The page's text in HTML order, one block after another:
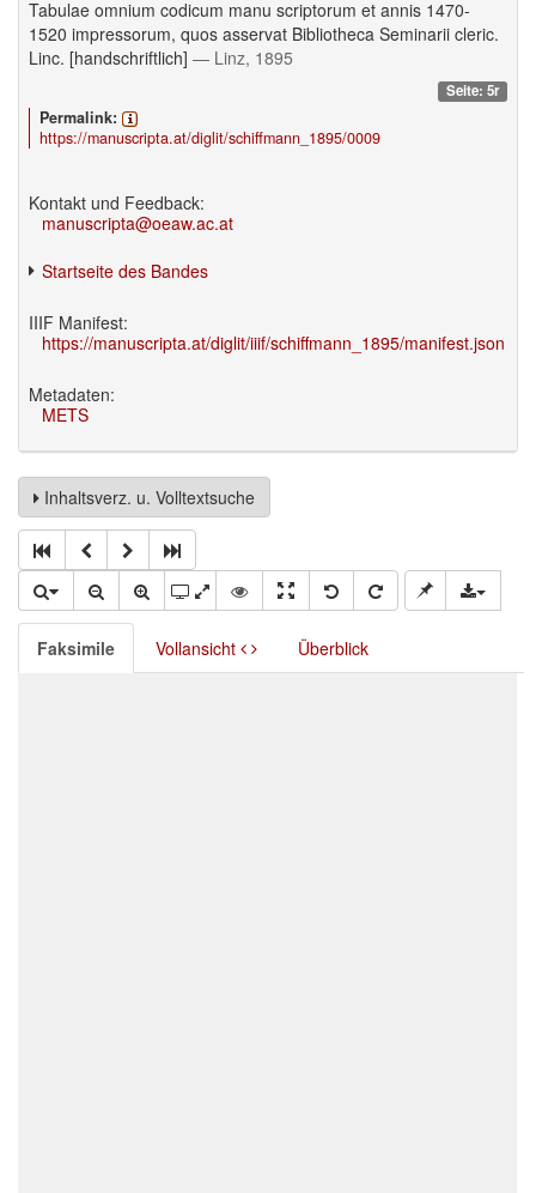
Tabulae omnium codicum manu scriptorum et annis 1470-
1520 impressorum, quos asservat Bibliotheca Seminarii cleric.
Linc. [handschriftlich] — Linz, 1895
Seite: 5r
Permalink:
https://manuscripta.at/diglit/schiffmann_1895/0009
Kontakt und Feedback:
manuscripta@oeaw.ac.at
Startseite des Bandes
IIIF Manifest:
https://manuscripta.at/diglit/iiif/schiffmann_1895/manifest.json
Metadaten:
METS
Inhaltsverz. u. Volltextsuche
Faksimile Vollansicht Überblick